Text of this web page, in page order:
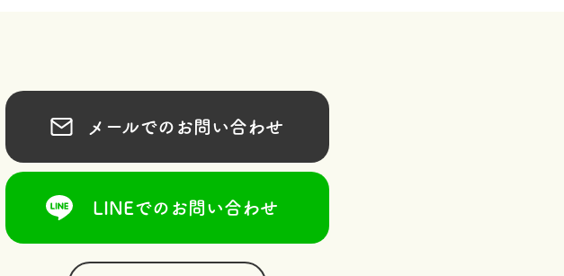
メールでのお問い合わせ
LINEでのお問い合わせ